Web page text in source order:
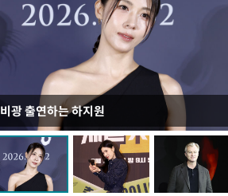
비광 출연하는 하지원
이재명 대통령, "수사·기소 분리 관련 대비책 최
선 다해 강구해야"